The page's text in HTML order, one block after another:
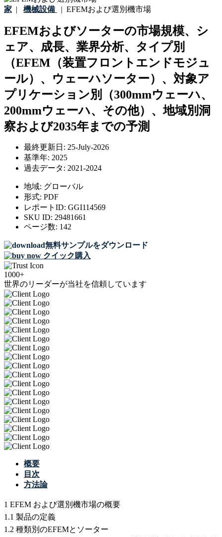
家 | 機械設備 | EFEMおよび選別機市場
EFEMおよびソーターの市場規模、シ
ェア、成長、業界分析、タイプ別
（EFEM（装置フロントエンドモジュ
ール）、ウェーハソーター）、対象ア
プリケーション別（300mmウェーハ、
200mmウェーハ、その他）、地域別洞
察および2035年までの予測
最終更新日: 25-July-2026
基準年: 2025
過去データ: 2021-2024
地域: グローバル
形式: PDF
レポートID: GGI114569
SKU ID: 29481661
ページ数: 142
無料サンプルをダウンロード
クイック購入
1000+
世界のリーダーが当社を信頼しています
概要
目次
方法論
1 EFEM および選別機市場の概要
1.1 製品の定義
1.2 種類別のEFEMとソーター